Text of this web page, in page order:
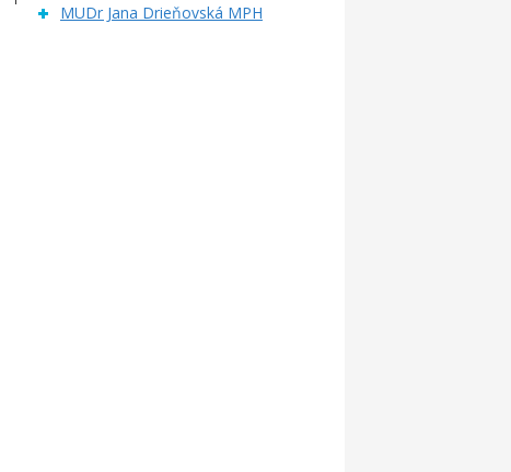
MUDr Jana Drieňovská MPH